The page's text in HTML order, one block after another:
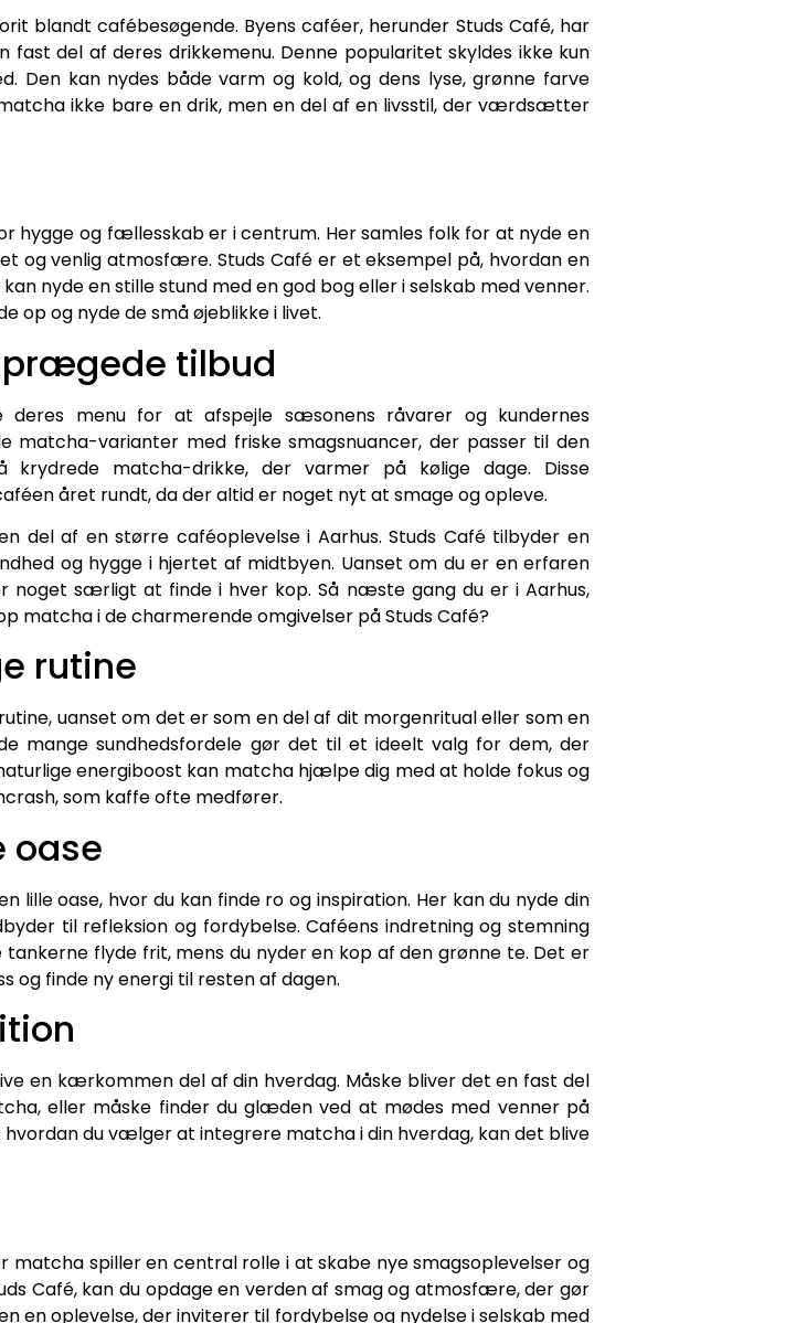
blandt cafébesøgende. Byens caféer, herunder Studs Café, har
del af deres drikkemenu. Denne popularitet skyldes ikke kun
Den kan nydes både varm og kold, og dens lyse, grønne farve
ikke bare en drik, men en del af en livsstil, der værdsætter
hygge og fællesskab er i centrum. Her samles folk for at nyde en
og venlig atmosfære. Studs Café er et eksempel på, hvordan en
nyde en stille stund med en god bog eller i selskab med venner.
op og nyde de små øjeblikke i livet.
tilbud
menu for at afspejle sæsonens råvarer og kundernes
varianter med friske smagsnuancer, der passer til den
matcha-drikke, der varmer på kølige dage. Disse
året rundt, da der altid er noget nyt at smage og opleve.
del af en større caféoplevelse i Aarhus. Studs Café tilbyder en
og hygge i hjertet af midtbyen. Uanset om du er en erfaren
noget særligt at finde i hver kop. Så næste gang du er i Aarhus,
matcha i de charmerende omgivelser på Studs Café?
rutine
uanset om det er som en del af dit morgenritual eller som en
mange sundhedsfordele gør det til et ideelt valg for dem, der
energiboost kan matcha hjælpe dig med at holde fokus og
som kaffe ofte medfører.
oase
lille oase, hvor du kan finde ro og inspiration. Her kan du nyde din
til refleksion og fordybelse. Caféens indretning og stemning
flyde frit, mens du nyder en kop af den grønne te. Det er
og finde ny energi til resten af dagen.
en kærkommen del af din hverdag. Måske bliver det en fast del
eller måske finder du glæden ved at mødes med venner på
du vælger at integrere matcha i din hverdag, kan det blive
matcha spiller en central rolle i at skabe nye smagsoplevelser og
Café, kan du opdage en verden af smag og atmosfære, der gør
en oplevelse, der inviterer til fordybelse og nydelse i selskab med